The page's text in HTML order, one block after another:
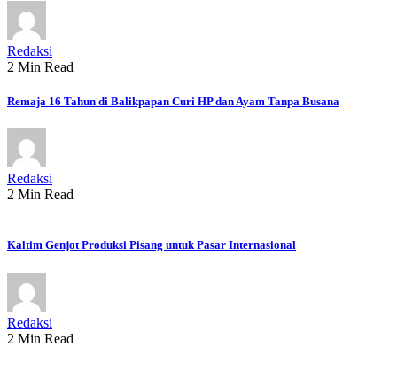
Redaksi
2 Min Read
Remaja 16 Tahun di Balikpapan Curi HP dan Ayam Tanpa Busana
Redaksi
2 Min Read
Kaltim Genjot Produksi Pisang untuk Pasar Internasional
Redaksi
2 Min Read